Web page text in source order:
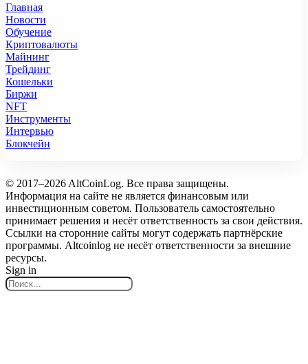
Главная
Новости
Обучение
Криптовалюты
Майнинг
Трейдинг
Кошельки
Биржи
NFT
Инструменты
Интервью
Блокчейн
© 2017–2026 AltCoinLog. Все права защищены.
Информация на сайте не является финансовым или
инвестиционным советом. Пользователь самостоятельно
принимает решения и несёт ответственность за свои действия.
Ссылки на сторонние сайты могут содержать партнёрские
программы. Altcoinlog не несёт ответственности за внешние
ресурсы.
Sign in